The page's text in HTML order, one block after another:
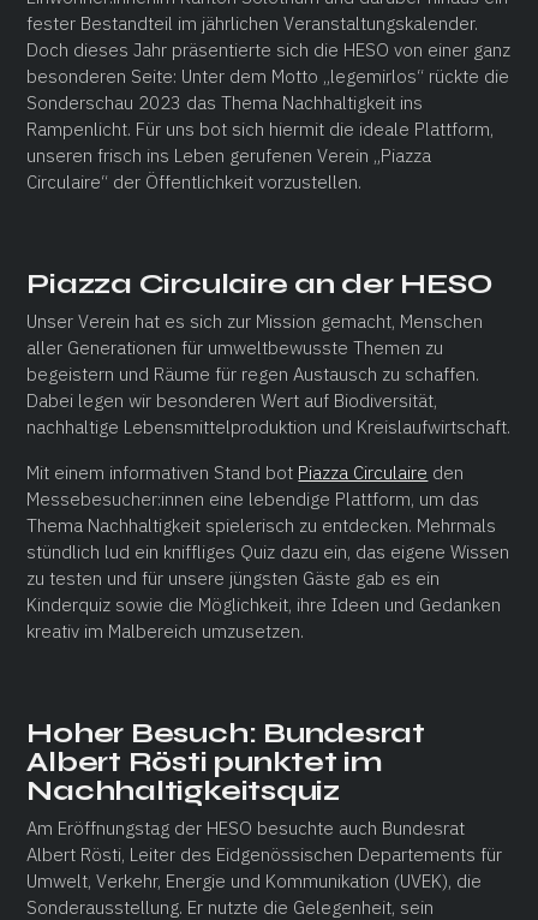
fester Bestandteil im jährlichen Veranstaltungskalender.
Doch dieses Jahr präsentierte sich die HESO von einer ganz
besonderen Seite: Unter dem Motto „legemirlos“ rückte die
Sonderschau 2023 das Thema Nachhaltigkeit ins
Rampenlicht. Für uns bot sich hiermit die ideale Plattform,
unseren frisch ins Leben gerufenen Verein „Piazza
Circulaire“ der Öffentlichkeit vorzustellen.
Piazza Circulaire an der HESO
Unser Verein hat es sich zur Mission gemacht, Menschen
aller Generationen für umweltbewusste Themen zu
begeistern und Räume für regen Austausch zu schaffen.
Dabei legen wir besonderen Wert auf Biodiversität,
nachhaltige Lebensmittelproduktion und Kreislaufwirtschaft.
Mit einem informativen Stand bot Piazza Circulaire den
Messebesucher:innen eine lebendige Plattform, um das
Thema Nachhaltigkeit spielerisch zu entdecken. Mehrmals
stündlich lud ein kniffliges Quiz dazu ein, das eigene Wissen
zu testen und für unsere jüngsten Gäste gab es ein
Kinderquiz sowie die Möglichkeit, ihre Ideen und Gedanken
kreativ im Malbereich umzusetzen.
Hoher Besuch: Bundesrat
Albert Rösti punktet im
Nachhaltigkeitsquiz
Am Eröffnungstag der HESO besuchte auch Bundesrat
Albert Rösti, Leiter des Eidgenössischen Departements für
Umwelt, Verkehr, Energie und Kommunikation (UVEK), die
Sonderausstellung. Er nutzte die Gelegenheit, sein